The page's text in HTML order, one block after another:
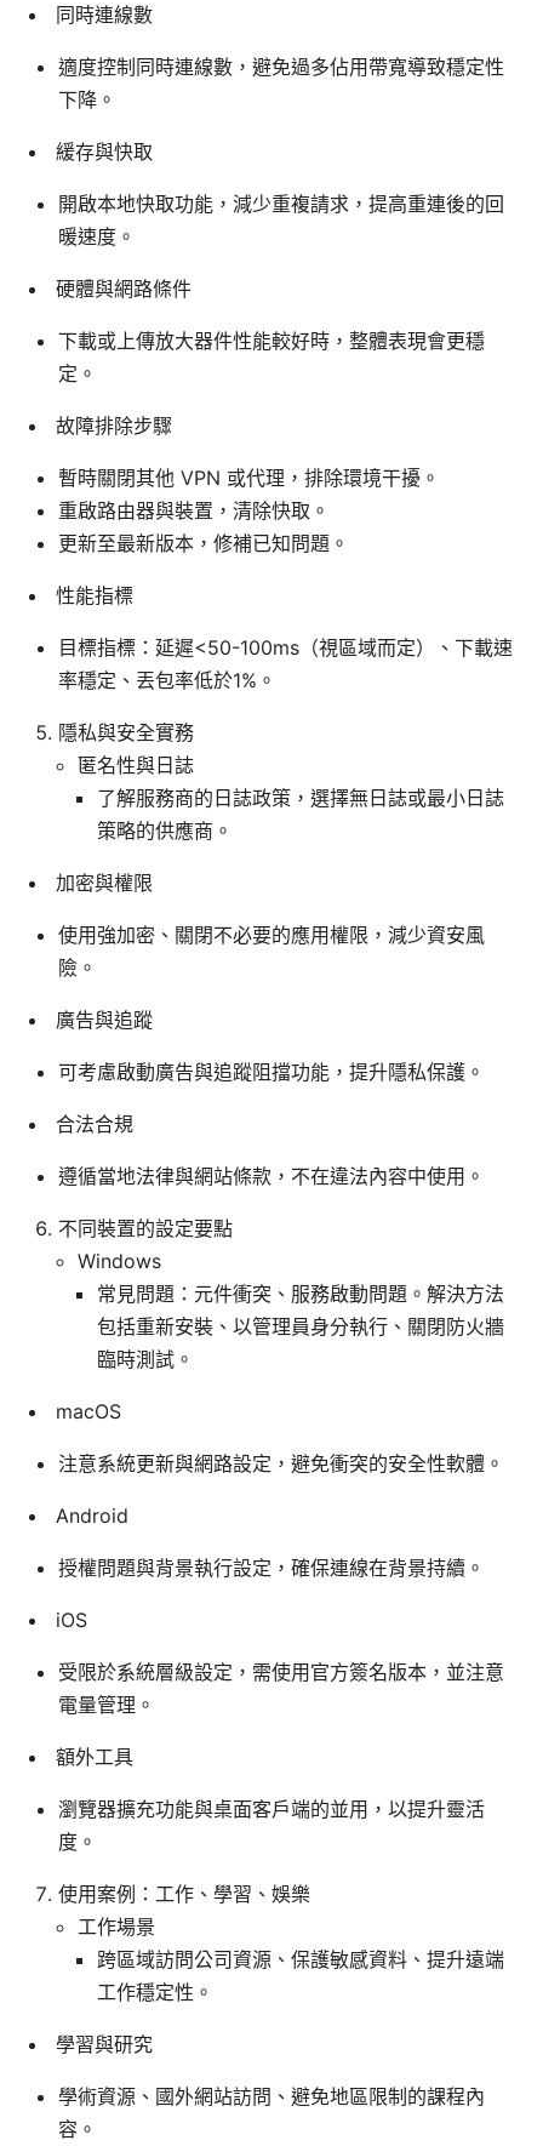
同時連線數
適度控制同時連線數，避免過多佔用帶寬導致穩定性
下降。
緩存與快取
開啟本地快取功能，減少重複請求，提高重連後的回
暖速度。
硬體與網路條件
下載或上傳放大器件性能較好時，整體表現會更穩
定。
故障排除步驟
暫時關閉其他 VPN 或代理，排除環境干擾。
重啟路由器與裝置，清除快取。
更新至最新版本，修補已知問題。
性能指標
目標指標：延遲<50-100ms（視區域而定）、下載速
率穩定、丟包率低於1%。
隱私與安全實務
匿名性與日誌
了解服務商的日誌政策，選擇無日誌或最小日誌
策略的供應商。
加密與權限
使用強加密、關閉不必要的應用權限，減少資安風
險。
廣告與追蹤
可考慮啟動廣告與追蹤阻擋功能，提升隱私保護。
合法合規
遵循當地法律與網站條款，不在違法內容中使用。
不同裝置的設定要點
Windows
常見問題：元件衝突、服務啟動問題。解決方法
包括重新安裝、以管理員身分執行、關閉防火牆
臨時測試。
macOS
注意系統更新與網路設定，避免衝突的安全性軟體。
Android
授權問題與背景執行設定，確保連線在背景持續。
iOS
受限於系統層級設定，需使用官方簽名版本，並注意
電量管理。
額外工具
瀏覽器擴充功能與桌面客戶端的並用，以提升靈活
度。
使用案例：工作、學習、娛樂
工作場景
跨區域訪問公司資源、保護敏感資料、提升遠端
工作穩定性。
學習與研究
學術資源、國外網站訪問、避免地區限制的課程內
容。